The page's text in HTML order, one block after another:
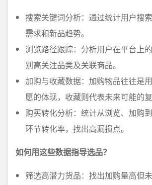
搜索关键词分析：通过统计用户搜
需求和新品趋势。
浏览路径跟踪：分析用户在平台上
别高关注品类及关联商品。
加购与收藏数据：加购物品往往是
愿的体现，收藏则代表未来可能的复
购买转化分析：统计从浏览、加购
环节转化率，找出高漏损点。
如何用这些数据指导选品？
筛选高潜力货品：找出加购量高但